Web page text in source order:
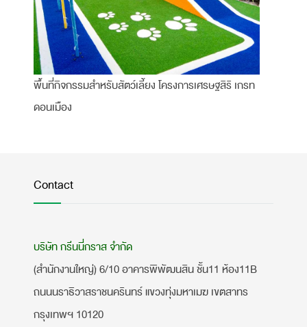
พื้นที่กิจกรรมสำหรับสัตว์เลี้ยง โครงการเศรษฐสิริ เกรท
ดอนเมือง
Contact
บริษัท กรีนนี่กราส จำกัด
(สำนักงานใหญ่) 6/10 อาคารพิพัฒนสิน ชั้น11 ห้อง11B
ถนนนราธิวาสราชนครินทร์ แขวงทุ่งมหาเมฆ เขตสาทร
กรุงเทพฯ 10120